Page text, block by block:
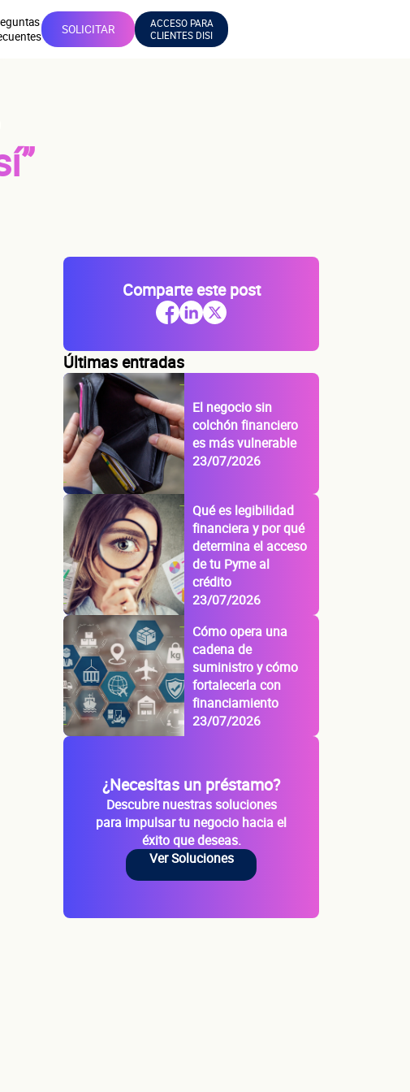
SOLICITAR
ACCESO PARA
CLIENTES DISI
Comparte este post
Últimas entradas
El negocio sin
colchón financiero
es más vulnerable
23/07/2026
Qué es legibilidad
financiera y por qué
determina el acceso
de tu Pyme al
crédito
23/07/2026
Cómo opera una
cadena de
suministro y cómo
fortalecerla con
financiamiento
23/07/2026
¿Necesitas un préstamo?
Descubre nuestras soluciones
para impulsar tu negocio hacia el
éxito que deseas.
Ver Soluciones